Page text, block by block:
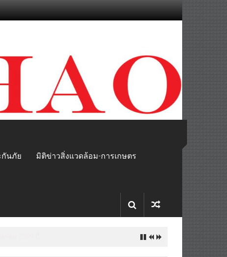
กันภัย มิติข่าวสิ่งแวดล้อม-การเกษตร